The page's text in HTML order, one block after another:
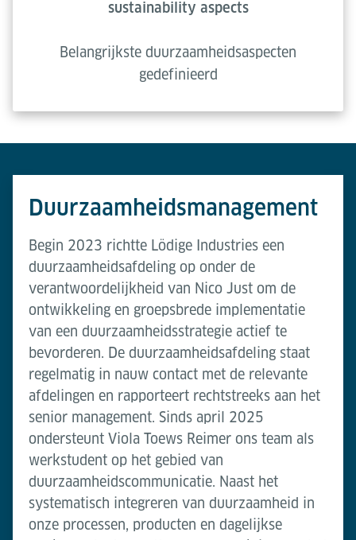
sustainability aspects
Belangrijkste duurzaamheidsaspecten
gedefinieerd
Duurzaamheidsmanagement
Begin 2023 richtte Lödige Industries een
duurzaamheidsafdeling op onder de
verantwoordelijkheid van Nico Just om de
ontwikkeling en groepsbrede implementatie
van een duurzaamheidsstrategie actief te
bevorderen. De duurzaamheidsafdeling staat
regelmatig in nauw contact met de relevante
afdelingen en rapporteert rechtstreeks aan het
senior management. Sinds april 2025
ondersteunt Viola Toews Reimer ons team als
werkstudent op het gebied van
duurzaamheidscommunicatie. Naast het
systematisch integreren van duurzaamheid in
onze processen, producten en dagelijkse